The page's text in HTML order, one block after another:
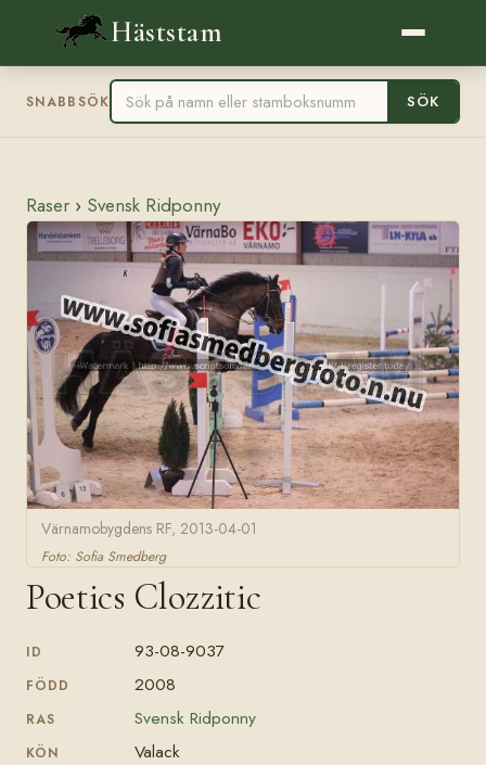
Häststam
SNABBSÖK SÖK
Raser › Svensk Ridponny
Värnamobygdens RF, 2013-04-01
Foto: Sofia Smedberg
Poetics Clozzitic
ID 93-08-9037
FÖDD 2008
RAS Svensk Ridponny
KÖN Valack